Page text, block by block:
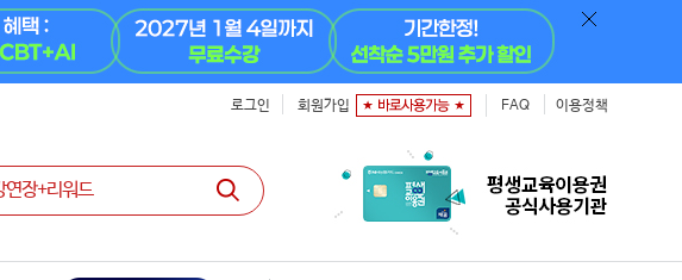
로그인 회원가입 FAQ 이용정책